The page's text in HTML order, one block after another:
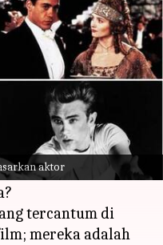
aktor
terkenal
seperti apa
yang
memerankan
tercantum di
mereka adalah